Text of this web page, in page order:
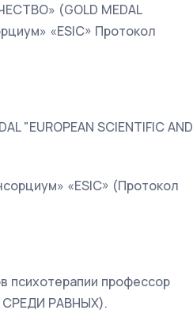
(GOLD MEDAL
«ESIC» Протокол
"EUROPEAN SCIENTIFIC AND
«ESIC» (Протокол
психотерапии профессор
СРЕДИ РАВНЫХ).